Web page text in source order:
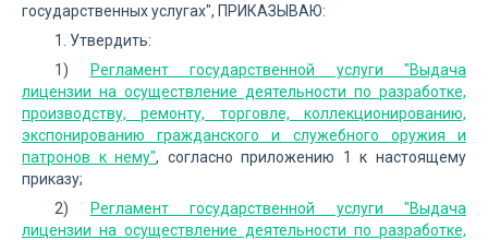
государственных услугах", ПРИКАЗЫВАЮ:
1. Утвердить:
1)
Регламент государственной услуги "Выдача
лицензии на осуществление деятельности по разработке,
производству, ремонту, торговле, коллекционированию,
экспонированию гражданского и служебного оружия и
патронов к нему", согласно приложению 1 к настоящему
приказу;
2)
Регламент государственной услуги "Выдача
лицензии на осуществление деятельности по разработке,